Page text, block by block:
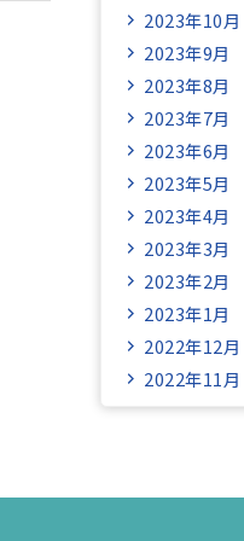
2023年10月
2023年9月
2023年8月
2023年7月
2023年6月
2023年5月
2023年4月
2023年3月
2023年2月
2023年1月
2022年12月
2022年11月